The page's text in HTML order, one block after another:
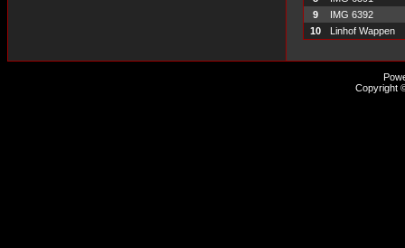
9
IMG 6392
10
Linhof Wappen
Copyright